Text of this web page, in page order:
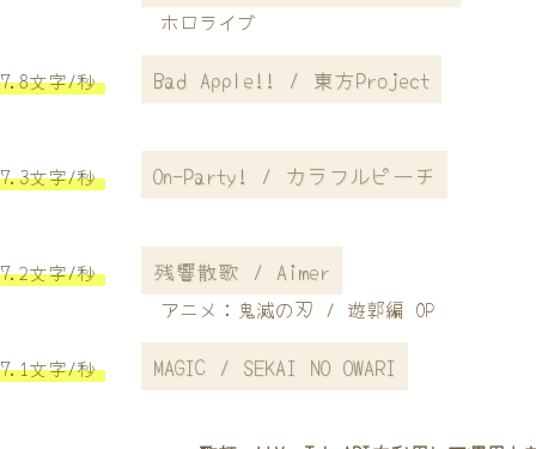
ホロライブ
7.8文字/秒 Bad Apple!! / 東方Project
7.3文字/秒 On-Party! / カラフルピーチ
7.2文字/秒 残響散歌 / Aimer
アニメ：鬼滅の刃 / 遊郭編 OP
7.1文字/秒 MAGIC / SEKAI NO OWARI